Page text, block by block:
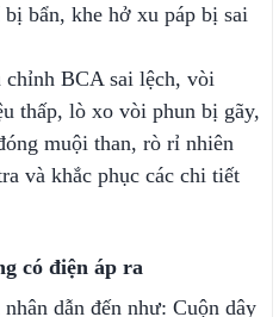
bẩn, khe hở xu páp bị sai
BCA sai lệch, vòi
thấp, lò xo vòi phun bị gãy,
muội than, rò rỉ nhiên
và khắc phục các chi tiết
có điện áp ra
dẫn đến như: Cuộn dây